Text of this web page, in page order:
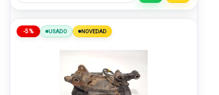
-5% USADO NOVEDAD